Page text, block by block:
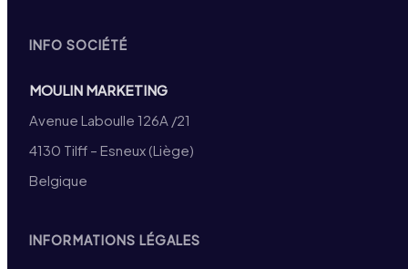
INFO SOCIÉTÉ
MOULIN MARKETING
Avenue Laboulle 126A /21
4130 Tilff – Esneux (Liège)
Belgique
INFORMATIONS LÉGALES